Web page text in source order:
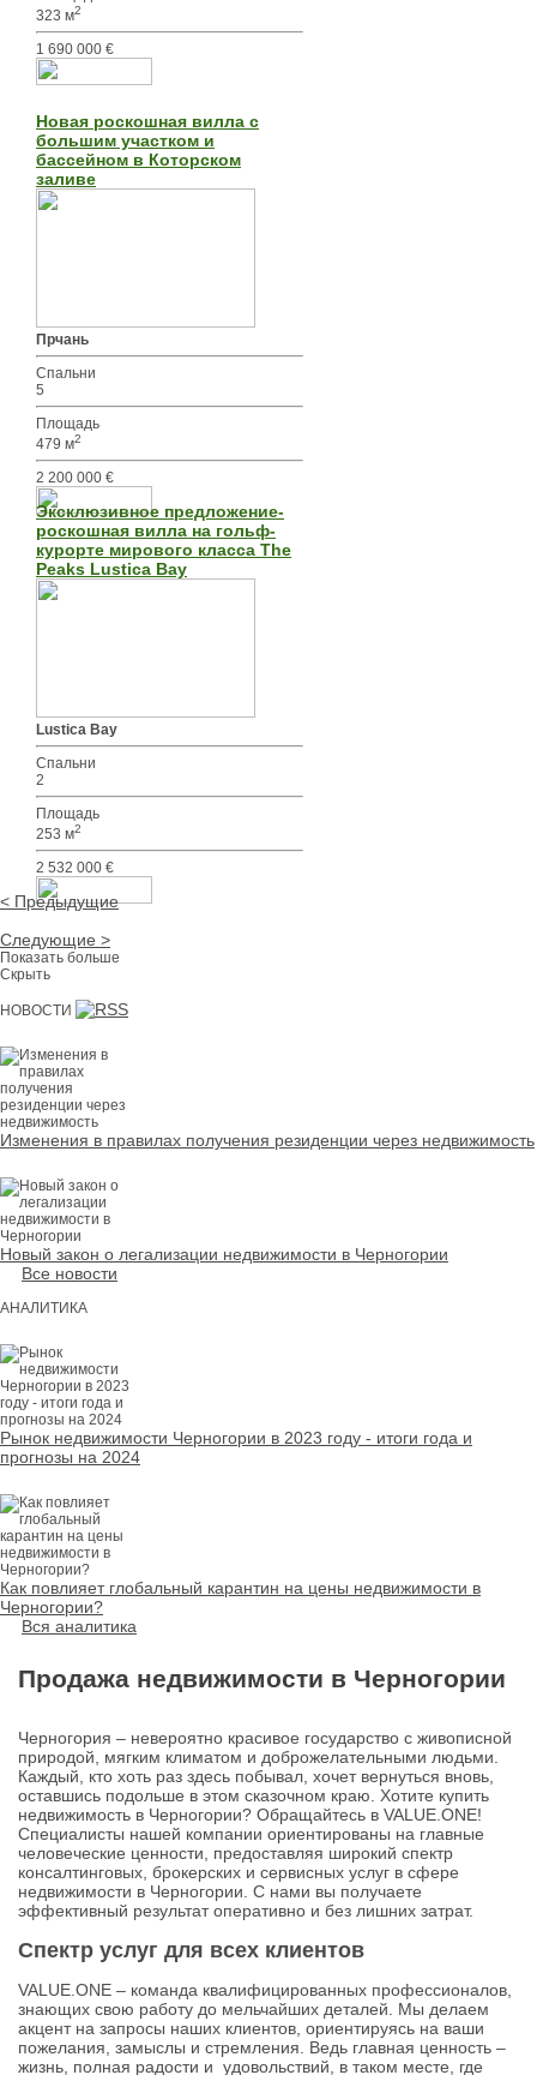
323 м2
1 690 000 €
Новая роскошная вилла с
большим участком и
бассейном в Которском
заливе
Прчань
Спальни
5
Площадь
479 м2
2 200 000 €
Эксклюзивное предложение-
роскошная вилла на гольф-
курорте мирового класса The
Peaks Lustica Bay
Lustica Bay
Спальни
2
Площадь
253 м2
2 532 000 €
< Предыдущие
Следующие >
Показать больше
Скрыть
НОВОСТИ
Изменения в правилах получения резиденции через недвижимость
Новый закон о легализации недвижимости в Черногории
Все новости
АНАЛИТИКА
Рынок недвижимости Черногории в 2023 году - итоги года и
прогнозы на 2024
Как повлияет глобальный карантин на цены недвижимости в
Черногории?
Вся аналитика
Продажа недвижимости в Черногории
Черногория – невероятно красивое государство с живописной
природой, мягким климатом и доброжелательными людьми.
Каждый, кто хоть раз здесь побывал, хочет вернуться вновь,
оставшись подольше в этом сказочном краю. Хотите купить
недвижимость в Черногории? Обращайтесь в VALUE.ONE!
Специалисты нашей компании ориентированы на главные
человеческие ценности, предоставляя широкий спектр
консалтинговых, брокерских и сервисных услуг в сфере
недвижимости в Черногории. С нами вы получаете
эффективный результат оперативно и без лишних затрат.
Спектр услуг для всех клиентов
VALUE.ONE – команда квалифицированных профессионалов,
знающих свою работу до мельчайших деталей. Мы делаем
акцент на запросы наших клиентов, ориентируясь на ваши
пожелания, замыслы и стремления. Ведь главная ценность –
жизнь, полная радости и удовольствий, в таком месте, где